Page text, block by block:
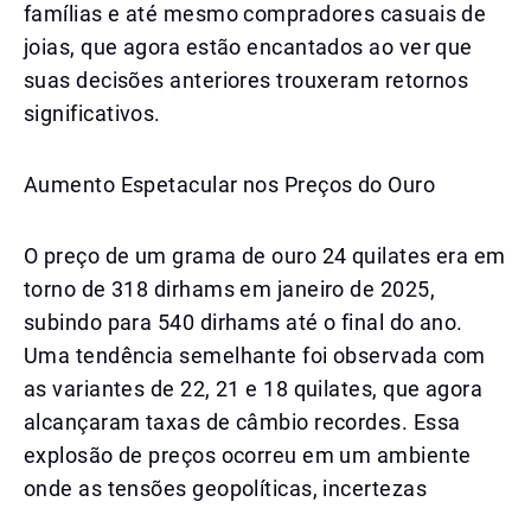
famílias e até mesmo compradores casuais de
joias, que agora estão encantados ao ver que
suas decisões anteriores trouxeram retornos
significativos.
Aumento Espetacular nos Preços do Ouro
O preço de um grama de ouro 24 quilates era em
torno de 318 dirhams em janeiro de 2025,
subindo para 540 dirhams até o final do ano.
Uma tendência semelhante foi observada com
as variantes de 22, 21 e 18 quilates, que agora
alcançaram taxas de câmbio recordes. Essa
explosão de preços ocorreu em um ambiente
onde as tensões geopolíticas, incertezas